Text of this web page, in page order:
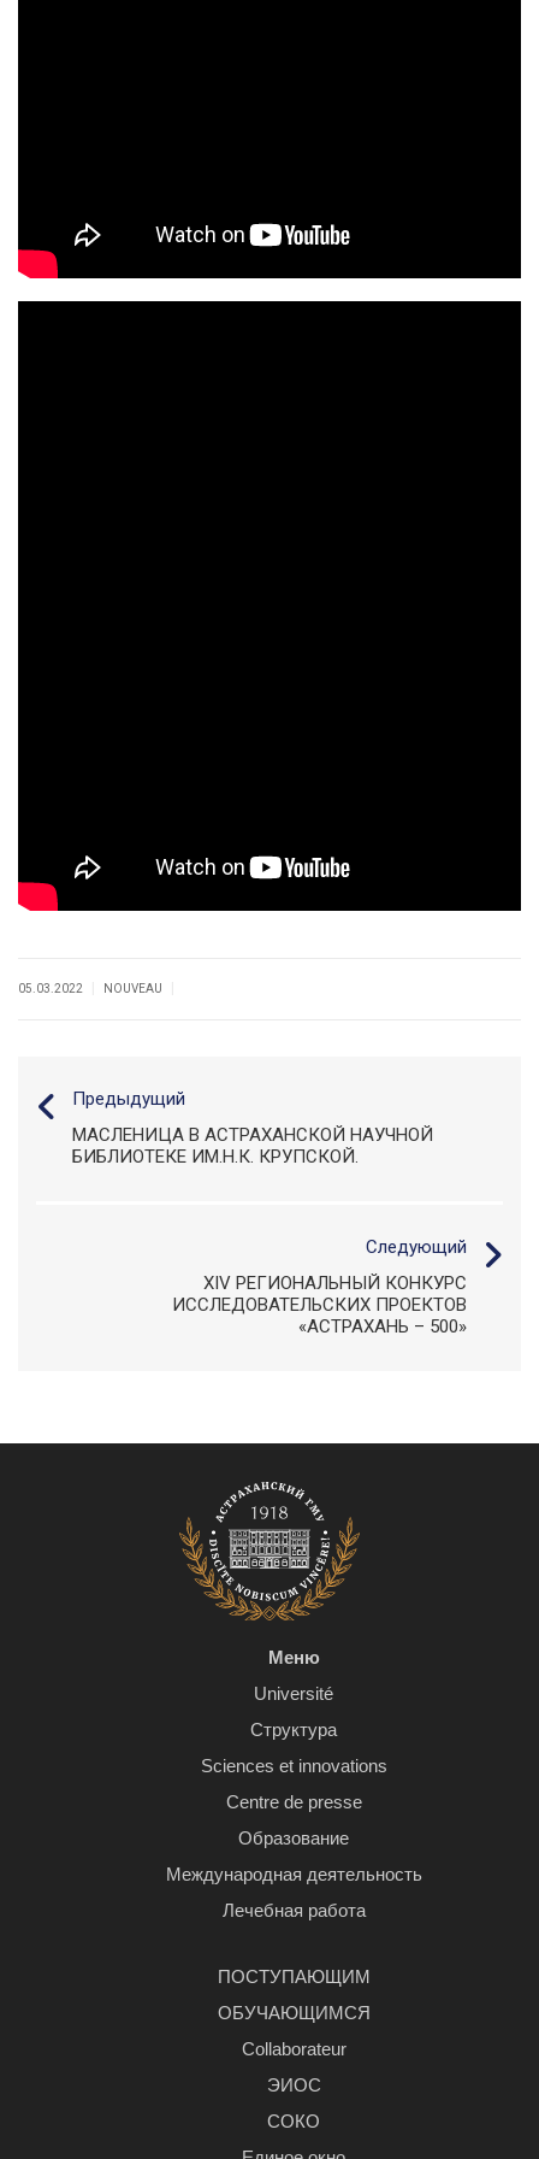
05.03.2022 NOUVEAU
Предыдущий
МАСЛЕНИЦА В АСТРАХАНСКОЙ НАУЧНОЙ
БИБЛИОТЕКЕ ИМ.Н.К. КРУПСКОЙ.
Следующий
XIV РЕГИОНАЛЬНЫЙ КОНКУРС
ИССЛЕДОВАТЕЛЬСКИХ ПРОЕКТОВ
«АСТРАХАНЬ – 500»
Меню
Université
Структура
Sciences et innovations
Centre de presse
Образование
Международная деятельность
Лечебная работа
ПОСТУПАЮЩИМ
ОБУЧАЮЩИМСЯ
Сollaborateur
ЭИОС
СОКО